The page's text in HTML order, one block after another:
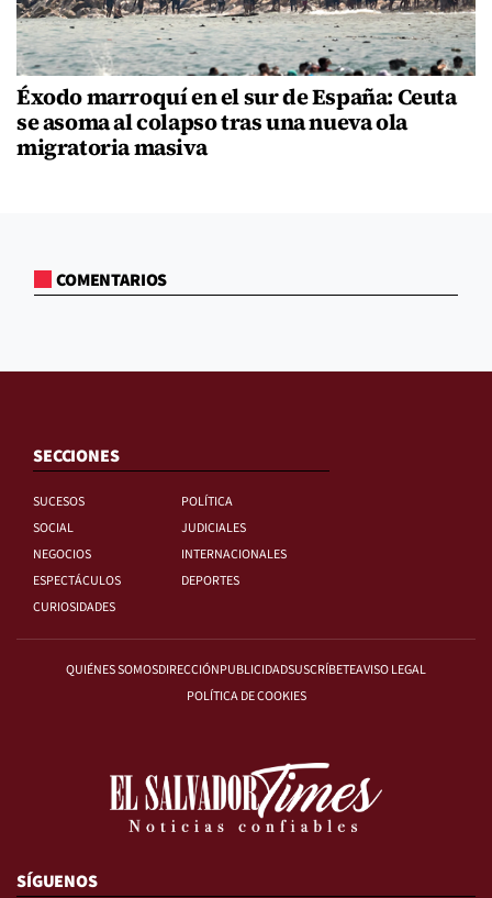
Éxodo marroquí en el sur de España: Ceuta
se asoma al colapso tras una nueva ola
migratoria masiva
COMENTARIOS
SECCIONES
SUCESOS
POLÍTICA
SOCIAL
JUDICIALES
NEGOCIOS
INTERNACIONALES
ESPECTÁCULOS
DEPORTES
CURIOSIDADES
QUIÉNES SOMOSDIRECCIÓNPUBLICIDADSUSCRÍBETEAVISO LEGAL
POLÍTICA DE COOKIES
SÍGUENOS